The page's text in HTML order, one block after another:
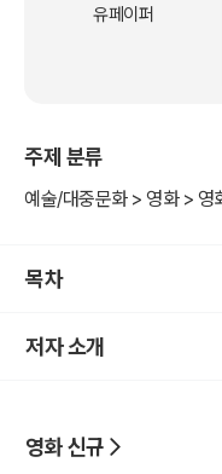
을 불러 모으고 있다. 하지
<줄 거 리>
봉운 선배한테서 전화가 걸
재빈에게 덤벼든다. 결국
정신병원 안에서 주아는 낯
유페이퍼
주제 분류
예술/대중문화 > 영화 > 영
목차
저자 소개
영화 신규